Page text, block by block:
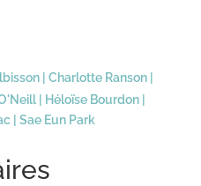
| Charlotte Ranson|
| Héloïse Bourdon|
| Sae Eun Park